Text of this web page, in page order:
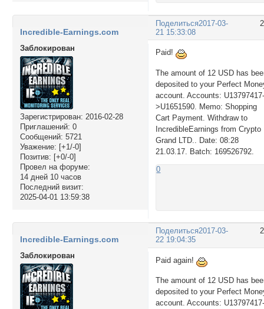
Поделиться2017-03-
21 15:33:08
Incredible-Earnings.com
Заблокирован
Зарегистрирован: 2016-02-28
Приглашений: 0
Сообщений: 5721
Уважение: [+1/-0]
Позитив: [+0/-0]
Провел на форуме:
14 дней 10 часов
Последний визит:
2025-04-01 13:59:38
Paid!
The amount of 12 USD has
deposited to your Perfect
account. Accounts:
>U1651590. Memo: Shopping
Cart Payment. Withdraw to
IncredibleEarnings from Crypto
Grand LTD.. Date: 08:28
21.03.17. Batch: 169526792.
0
Поделиться2017-03-
22 19:04:35
Incredible-Earnings.com
Заблокирован
Paid again!
The amount of 12 USD has
deposited to your Perfect
account. Accounts: